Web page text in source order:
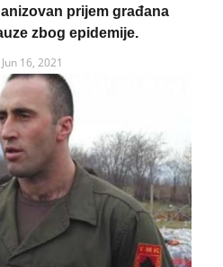
prijem građana
zbog epidemije.
Jun 16, 2021